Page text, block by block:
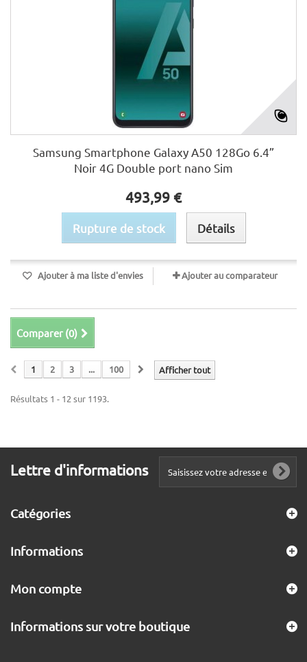
Samsung Smartphone Galaxy A50 128Go 6.4”
Noir 4G Double port nano Sim
493,99 €
Rupture de stock Détails
Ajouter à ma liste d'envies Ajouter au comparateur
Comparer (0)
Afficher tout
1 2 3 ... 100
Résultats 1 - 12 sur 1193.
Lettre d'informations
Catégories
Informations
Mon compte
Informations sur votre boutique